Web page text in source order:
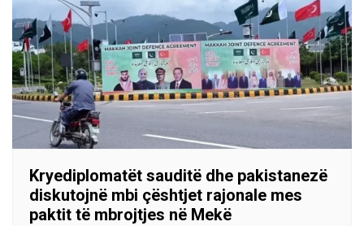
Kryediplomatët sauditë dhe pakistanezë
diskutojnë mbi çështjet rajonale mes
paktit të mbrojtjes në Mekë